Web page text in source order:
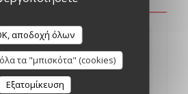
αποδοχή όλων
τα "μπισκότα" (cookies)
Εξατομίκευση